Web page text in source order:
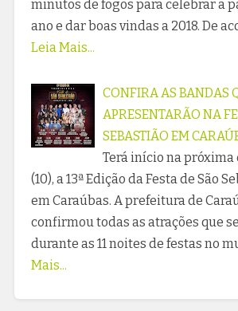
minutos de fogos para celebrar a
ano e dar boas vindas a 2018. De
Leia Mais...
CONFIRA AS BANDAS
APRESENTARÃO NA
SEBASTIÃO EM
Terá início na
(10), a 13ª Edição da Festa de São
em Caraúbas. A prefeitura de
confirmou todas as atrações que
durante as 11 noites de festas no
Mais...